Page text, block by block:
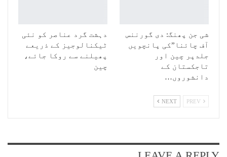
شی جن پھنگ: دی گورننس
آف چائنا”کی پانچویں
جلدپر چین اور
تاجکستان کے
دانشوروں…
دہشت گرد عناصر کو نئی
ٹیکنالوجیز کے ذریعے
پھیلنے سے روکا جائے،
چین
NEXT